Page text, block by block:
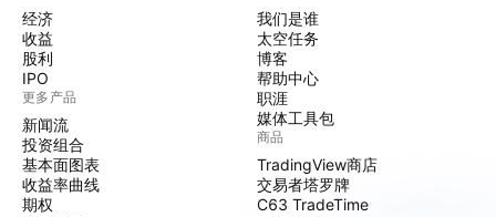
经济
收益
股利
IPO
更多产品
新闻流
投资组合
基本面图表
收益率曲线
期权
我们是谁
太空任务
博客
帮助中心
职涯
媒体工具包
商品
TradingView商店
交易者塔罗牌
C63 TradeTime